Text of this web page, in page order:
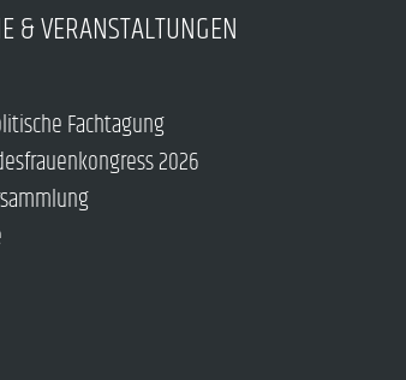
& VERANSTALTUNGEN
Fachtagung
2026